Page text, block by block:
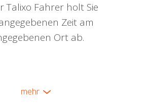
Talixo Fahrer holt Sie
Zeit am
Ort ab.
mehr